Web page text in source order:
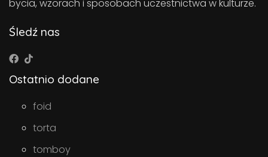
bycia, wzorach i sposobach uczestnictwa w kulturze.
Śledź nas
Ostatnio dodane
foid
torta
tomboy